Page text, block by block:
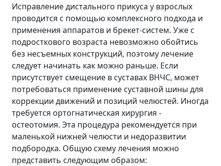
Исправление дистального прикуса у взрослых
проводится с помощью комплексного подхода и
применения аппаратов и брекет-систем. Уже с
подросткового возраста невозможно обойтись
без несъемных конструкций, поэтому лечение
следует начинать как можно раньше. Если
присутствует смещение в суставах ВНЧС, может
потребоваться применение суставной шины для
коррекции движений и позиций челюстей. Иногда
требуется ортогнатическая хирургия -
остеотомия. Эта процедура рекомендуется при
маленькой нижней челюсти и недоразвитии
подбородка. Общую схему лечения можно
представить следующим образом: